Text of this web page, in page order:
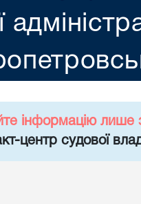
інформацію лише
центр судової